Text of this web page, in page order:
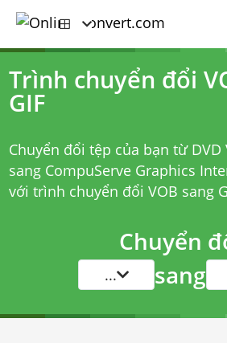
Trình chuyển đổi
GIF
Chuyển đổi tệp của bạn từ DVD
sang CompuServe Graphics
với trình chuyển đổi VOB sang
Chuyển
... sang